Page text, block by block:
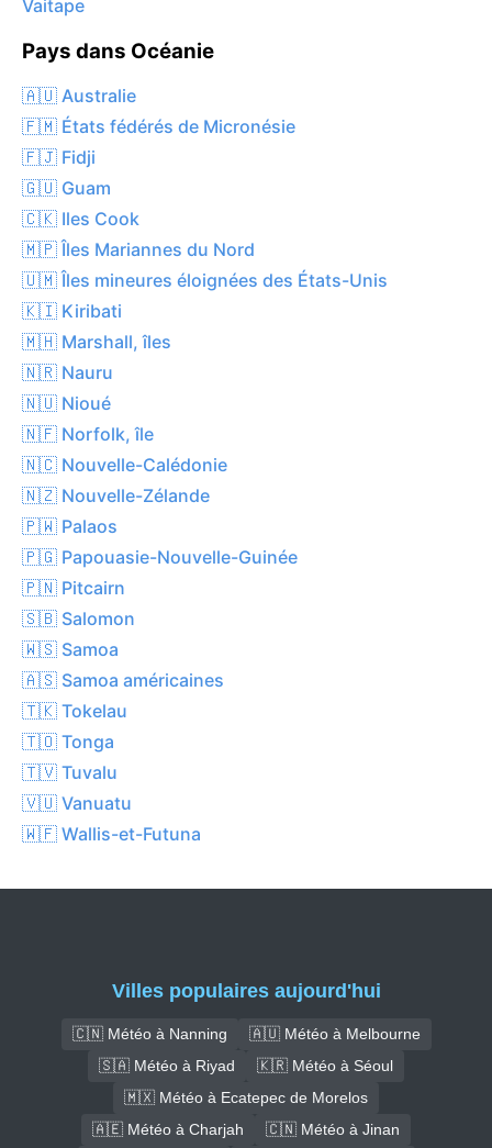
Vaitape
Pays dans Océanie
🇦🇺 Australie
🇫🇲 États fédérés de Micronésie
🇫🇯 Fidji
🇬🇺 Guam
🇨🇰 Iles Cook
🇲🇵 Îles Mariannes du Nord
🇺🇲 Îles mineures éloignées des États-Unis
🇰🇮 Kiribati
🇲🇭 Marshall, îles
🇳🇷 Nauru
🇳🇺 Nioué
🇳🇫 Norfolk, île
🇳🇨 Nouvelle-Calédonie
🇳🇿 Nouvelle-Zélande
🇵🇼 Palaos
🇵🇬 Papouasie-Nouvelle-Guinée
🇵🇳 Pitcairn
🇸🇧 Salomon
🇼🇸 Samoa
🇦🇸 Samoa américaines
🇹🇰 Tokelau
🇹🇴 Tonga
🇹🇻 Tuvalu
🇻🇺 Vanuatu
🇼🇫 Wallis-et-Futuna
Villes populaires aujourd'hui
🇨🇳 Météo à Nanning
🇦🇺 Météo à Melbourne
🇸🇦 Météo à Riyad
🇰🇷 Météo à Séoul
🇲🇽 Météo à Ecatepec de Morelos
🇦🇪 Météo à Charjah
🇨🇳 Météo à Jinan